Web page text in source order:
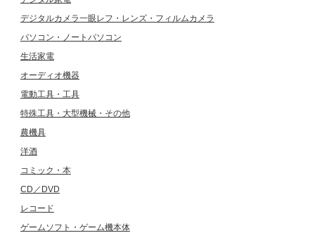
デジタルカメラ一眼レフ・レンズ・フィルムカメラ
パソコン・ノートパソコン
生活家電
オーディオ機器
電動工具・工具
特殊工具・大型機械・その他
農機具
洋酒
コミック・本
CD／DVD
レコード
ゲームソフト・ゲーム機本体